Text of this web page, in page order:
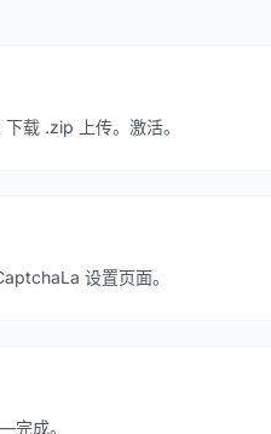
载 .zip 上传。激活。
设置页面。
完成。